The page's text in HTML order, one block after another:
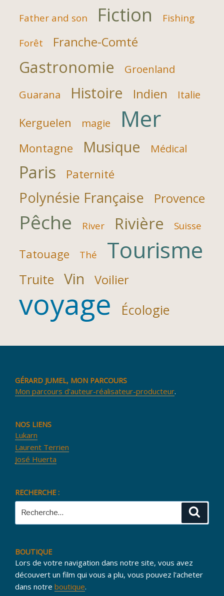
Father and son Fiction
Fishing
Forêt
Franche-Comté
Gastronomie
Groenland
Guarana
Histoire Indien Italie
Kerguelen magie Mer
Montagne Musique Médical
Paris Paternité
Polynésie Française Provence
Pêche River Rivière Suisse
Tatouage Thé Tourisme
Truite Vin Voilier
voyage Écologie
GÉRARD JUMEL, MON PARCOURS
Mon parcours d'auteur-réalisateur-producteur.
NOS LIENS
Lukarn
Laurent Terrien
José Huerta
RECHERCHE :
BOUTIQUE
Lors de votre navigation dans notre site, vous avez
découvert un film qui vous a plu, vous pouvez l'acheter
dans notre boutique.